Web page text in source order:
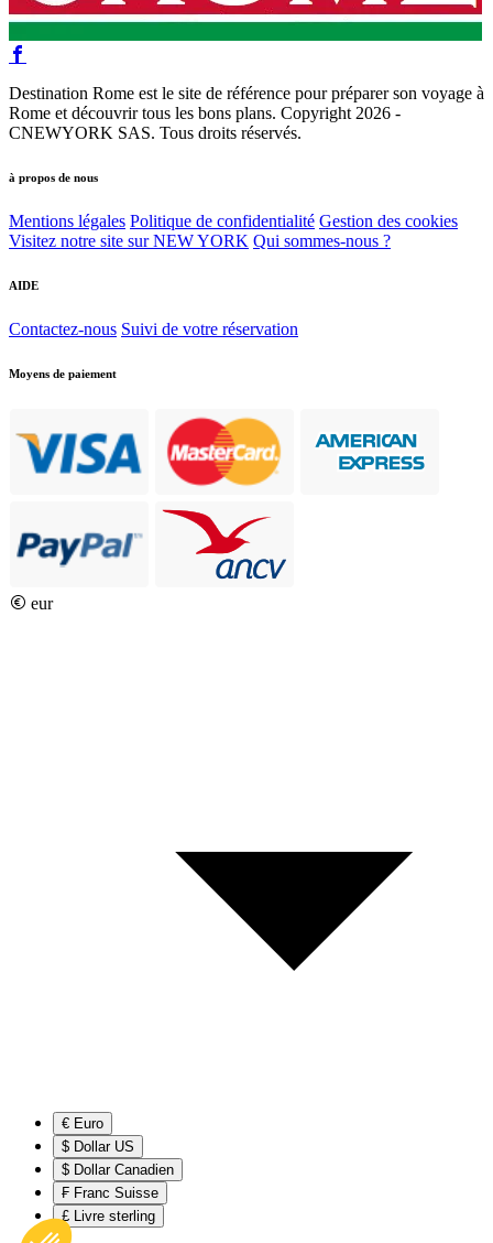
Destination Rome est le site de référence pour préparer son voyage à
Rome et découvrir tous les bons plans. Copyright 2026 -
CNEWYORK SAS. Tous droits réservés.
à propos de nous
Mentions légales Politique de confidentialité Gestion des cookies
Visitez notre site sur NEW YORK Qui sommes-nous ?
AIDE
Contactez-nous Suivi de votre réservation
Moyens de paiement
eur
€ Euro
$ Dollar US
$ Dollar Canadien
₣ Franc Suisse
£ Livre sterling